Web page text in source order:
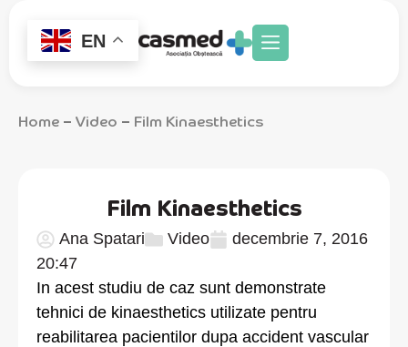
EN
Home – Video – Film Kinaesthetics
Film Kinaesthetics
Ana Spatari Video
decembrie 7, 2016
20:47
In acest studiu de caz sunt demonstrate
tehnici de kinaesthetics utilizate pentru
reabilitarea pacientilor dupa accident vascular